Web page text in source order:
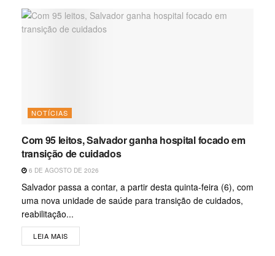
NOTÍCIAS
Com 95 leitos, Salvador ganha hospital focado em
transição de cuidados
6 DE AGOSTO DE 2026
Salvador passa a contar, a partir desta quinta-feira (6), com
uma nova unidade de saúde para transição de cuidados,
reabilitação...
LEIA MAIS